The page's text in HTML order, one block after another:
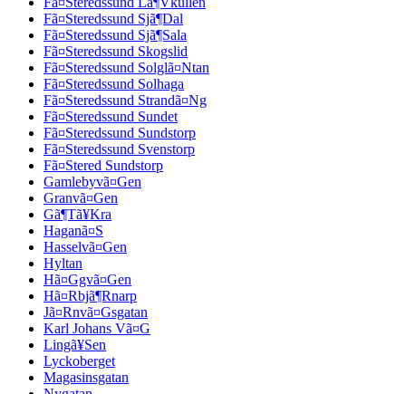
Fã¤Steredssund Sjã¶Dal
Fã¤Steredssund Sjã¶Sala
Fã¤Steredssund Skogslid
Fã¤Steredssund Solglã¤Ntan
Fã¤Steredssund Solhaga
Fã¤Steredssund Strandã¤Ng
Fã¤Steredssund Sundet
Fã¤Steredssund Sundstorp
Fã¤Steredssund Svenstorp
Fã¤Stered Sundstorp
Gamlebyvã¤Gen
Granvã¤Gen
Gã¶Tã¥Kra
Haganã¤S
Hasselvã¤Gen
Hyltan
Hã¤Ggvã¤Gen
Hã¤Rbjã¶Rnarp
Jã¤Rnvã¤Gsgatan
Karl Johans Vã¤G
Lingã¥Sen
Lyckoberget
Magasinsgatan